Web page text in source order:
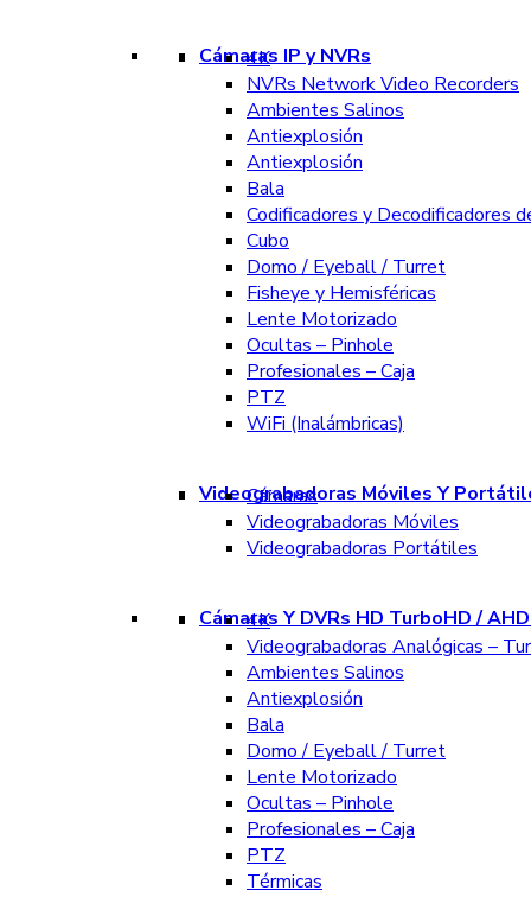
Cámaras IP y NVRs
4K
NVRs Network Video Recorders
Ambientes Salinos
Antiexplosión
Antiexplosión
Bala
Codificadores y Decodificadores
Cubo
Domo / Eyeball / Turret
Fisheye y Hemisféricas
Lente Motorizado
Ocultas – Pinhole
Profesionales – Caja
PTZ
WiFi (Inalámbricas)
Videograbadoras Móviles Y
Cámaras
Videograbadoras Móviles
Videograbadoras Portátiles
Cámaras Y DVRs HD TurboHD /
4K
Videograbadoras Analógicas –
Ambientes Salinos
Antiexplosión
Bala
Domo / Eyeball / Turret
Lente Motorizado
Ocultas – Pinhole
Profesionales – Caja
PTZ
Térmicas